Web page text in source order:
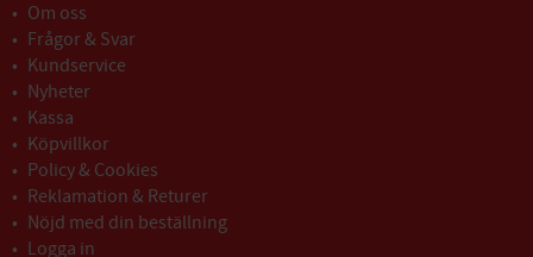
Om oss
Frågor & Svar
Kundservice
Nyheter
Kassa
Köpvillkor
Policy & Cookies
Reklamation & Returer
Nöjd med din beställning
Logga in